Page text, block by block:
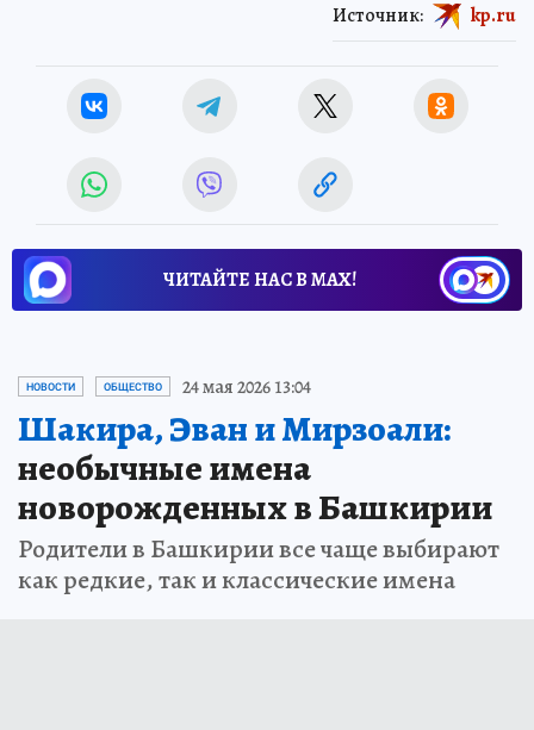
Источник: kp.ru
ЧИТАЙТЕ НАС В МАХ!
НОВОСТИ ОБЩЕСТВО 24 мая 2026 13:04
Шакира, Эван и Мирзоали:
необычные имена
новорожденных в Башкирии
Родители в Башкирии все чаще выбирают
как редкие, так и классические имена